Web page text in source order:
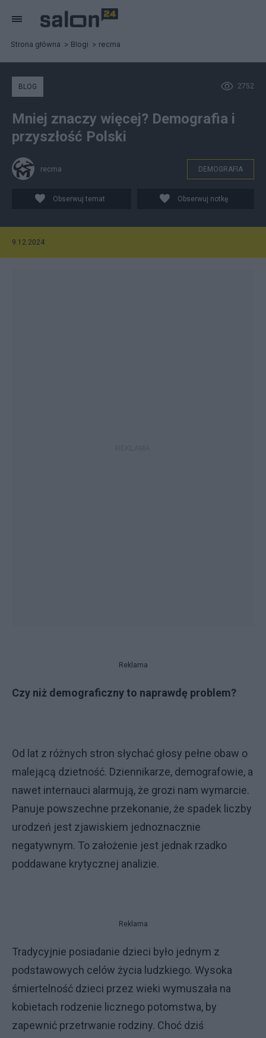
Strona główna Blogi recma
2752
BLOG
Mniej znaczy więcej? Demografia i
przyszłość Polski
recma DEMOGRAFIA
Obserwuj temat Obserwuj notkę
9.12.2024
Reklama
Czy niż demograficzny to naprawdę problem?
Od lat z różnych stron słychać głosy pełne obaw o
malejącą dzietność. Dziennikarze, demografowie, a
nawet internauci alarmują, że grozi nam wymarcie.
Panuje powszechne przekonanie, że spadek liczby
urodzeń jest zjawiskiem jednoznacznie
negatywnym. To założenie jest jednak rzadko
poddawane krytycznej analizie.
Reklama
Tradycyjnie posiadanie dzieci było jednym z
podstawowych celów życia ludzkiego. Wysoka
śmiertelność dzieci przez wieki wymuszała na
kobietach rodzenie licznego potomstwa, by
zapewnić przetrwanie rodziny. Choć dziś